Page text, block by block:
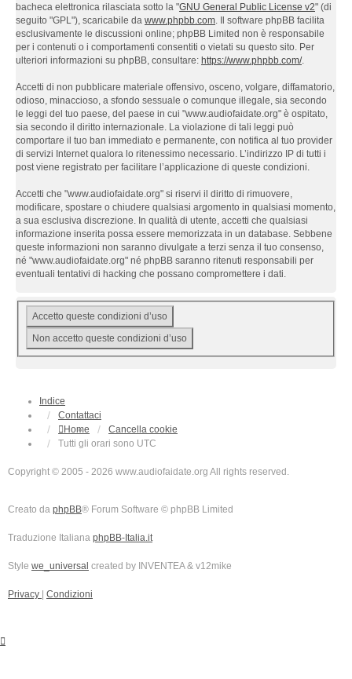
bacheca elettronica rilasciata sotto la "GNU General Public License v2" (di
seguito "GPL"), scaricabile da www.phpbb.com. Il software phpBB facilita
esclusivamente le discussioni online; phpBB Limited non è responsabile
per i contenuti o i comportamenti consentiti o vietati su questo sito. Per
ulteriori informazioni su phpBB, consultare: https://www.phpbb.com/.
Accetti di non pubblicare materiale offensivo, osceno, volgare, diffamatorio,
odioso, minaccioso, a sfondo sessuale o comunque illegale, sia secondo
le leggi del tuo paese, del paese in cui "www.audiofaidate.org" è ospitato,
sia secondo il diritto internazionale. La violazione di tali leggi può
comportare il tuo ban immediato e permanente, con notifica al tuo provider
di servizi Internet qualora lo ritenessimo necessario. L’indirizzo IP di tutti i
post viene registrato per facilitare l’applicazione di queste condizioni.
Accetti che "www.audiofaidate.org" si riservi il diritto di rimuovere,
modificare, spostare o chiudere qualsiasi argomento in qualsiasi momento,
a sua esclusiva discrezione. In qualità di utente, accetti che qualsiasi
informazione inserita possa essere memorizzata in un database. Sebbene
queste informazioni non saranno divulgate a terzi senza il tuo consenso,
né "www.audiofaidate.org" né phpBB saranno ritenuti responsabili per
eventuali tentativi di hacking che possano compromettere i dati.
Indice
Contattaci
Home
Cancella cookie
Tutti gli orari sono UTC
Copyright © 2005 - 2026 www.audiofaidate.org All rights reserved.
Creato da phpBB® Forum Software © phpBB Limited
Traduzione Italiana phpBB-Italia.it
Style we_universal created by INVENTEA & v12mike
Privacy | Condizioni